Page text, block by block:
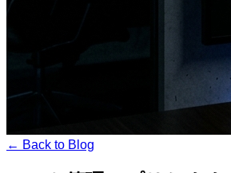
← Back to Blog